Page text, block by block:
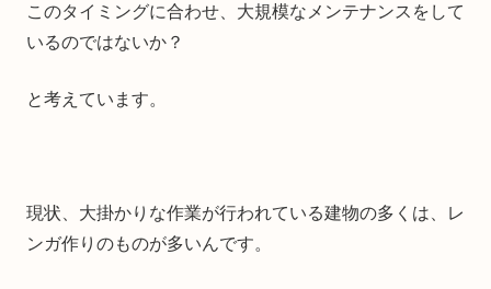
このタイミングに合わせ、大規模なメンテナンスをして
いるのではないか？
と考えています。
現状、大掛かりな作業が行われている建物の多くは、レ
ンガ作りのものが多いんです。